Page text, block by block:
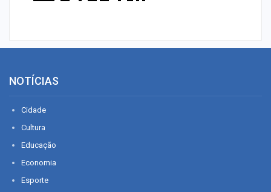
NOTÍCIAS
Cidade
Cultura
Educação
Economia
Esporte